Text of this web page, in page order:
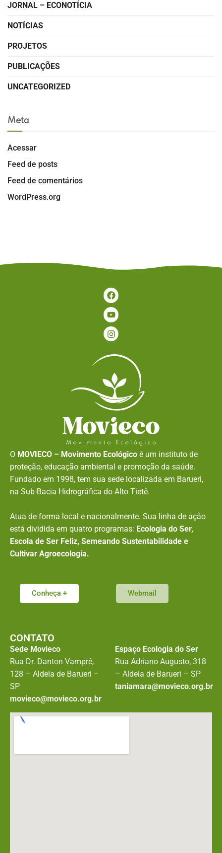
JORNAL – ECONOTÍCIA
NOTÍCIAS
PROJETOS
PUBLICAÇÕES
UNCATEGORIZED
Meta
Acessar
Feed de posts
Feed de comentários
WordPress.org
O MOVIECO – Movimento Ecológico é um instituto de
proteção, educação ambiental e promoção da saúde.
Fundado em 1998, tem sua sede localizada em Barueri,
na Sub-Bacia Hidrográfica do Alto Tietê.
Atua de forma local e nacionalmente. Sua linha de ação
está dividida em quatro programas: Ecologia do Ser,
Escola de Ser Feliz, Semeando Sustentabilidade e
Cultivar Agroecologia.
Conheça + Webmail
CONTATO
Sede Movieco
Rua Dr. Danton Vamprê,
128 – Aldeia de Barueri –
SP
movieco@movieco.org.br
Espaço Ecologia do Ser
Rua Adriano Augusto, 318
– Aldeia de Barueri – SP
taniamara@movieco.org.br